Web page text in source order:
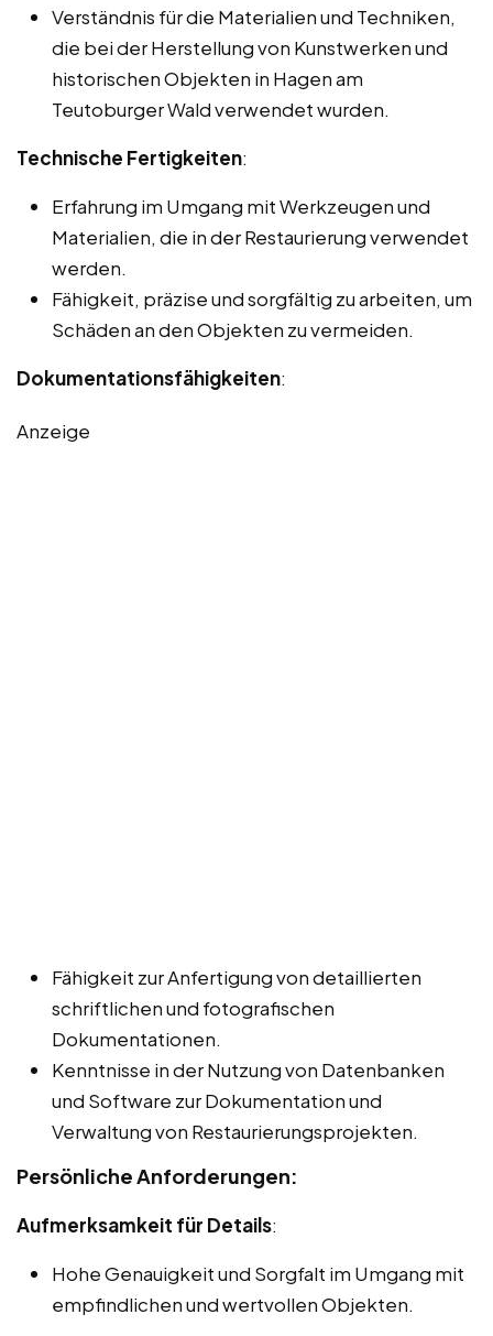
Verständnis für die Materialien und Techniken,
die bei der Herstellung von Kunstwerken und
historischen Objekten in Hagen am
Teutoburger Wald verwendet wurden.
Technische Fertigkeiten:
Erfahrung im Umgang mit Werkzeugen und
Materialien, die in der Restaurierung verwendet
werden.
Fähigkeit, präzise und sorgfältig zu arbeiten, um
Schäden an den Objekten zu vermeiden.
Dokumentationsfähigkeiten:
Anzeige
Fähigkeit zur Anfertigung von detaillierten
schriftlichen und fotografischen
Dokumentationen.
Kenntnisse in der Nutzung von Datenbanken
und Software zur Dokumentation und
Verwaltung von Restaurierungsprojekten.
Persönliche Anforderungen:
Aufmerksamkeit für Details:
Hohe Genauigkeit und Sorgfalt im Umgang mit
empfindlichen und wertvollen Objekten.